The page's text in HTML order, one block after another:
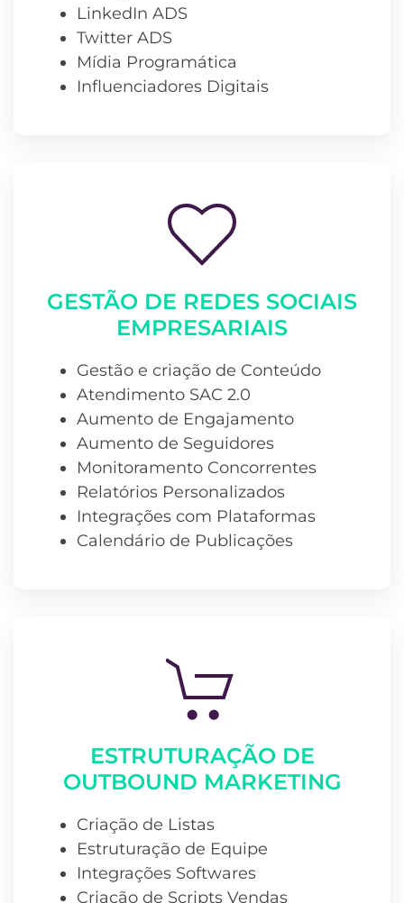
LinkedIn ADS
Twitter ADS
Mídia Programática
Influenciadores Digitais
GESTÃO DE REDES SOCIAIS
EMPRESARIAIS
Gestão e criação de Conteúdo
Atendimento SAC 2.0
Aumento de Engajamento
Aumento de Seguidores
Monitoramento Concorrentes
Relatórios Personalizados
Integrações com Plataformas
Calendário de Publicações
ESTRUTURAÇÃO DE
OUTBOUND MARKETING
Criação de Listas
Estruturação de Equipe
Integrações Softwares
Criação de Scripts Vendas